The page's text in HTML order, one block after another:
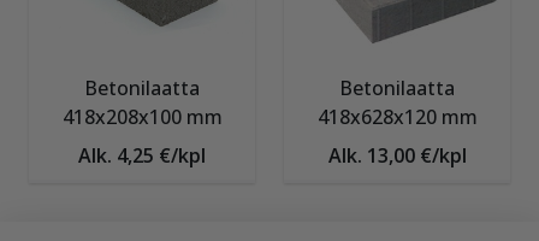
Betonilaatta
418x208x100 mm
Alk. 4,25 €/kpl
Betonilaatta
418x628x120 mm
Alk. 13,00 €/kpl